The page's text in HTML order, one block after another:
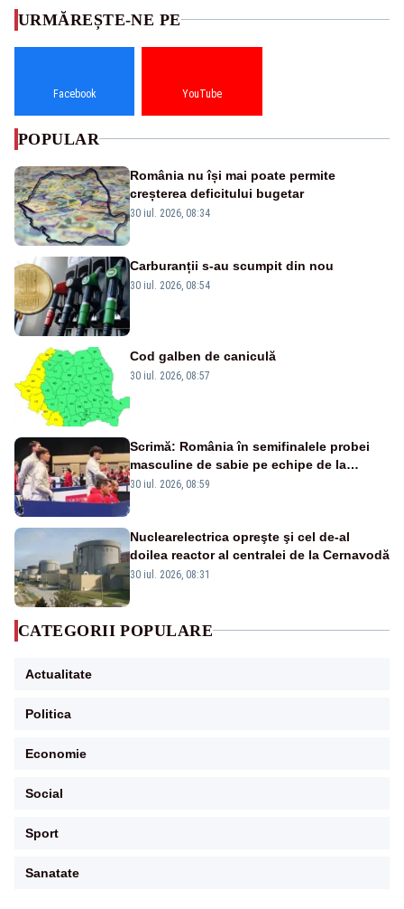
URMĂREȘTE-NE PE
Facebook YouTube
POPULAR
România nu își mai poate permite
creșterea deficitului bugetar
30 iul. 2026, 08:34
Carburanții s-au scumpit din nou
30 iul. 2026, 08:54
Cod galben de caniculă
30 iul. 2026, 08:57
Scrimă: România în semifinalele probei
masculine de sabie pe echipe de la
Campionatele Mondiale
30 iul. 2026, 08:59
Nuclearelectrica opreşte şi cel de-al
doilea reactor al centralei de la Cernavodă
30 iul. 2026, 08:31
CATEGORII POPULARE
Actualitate
Politica
Economie
Social
Sport
Sanatate